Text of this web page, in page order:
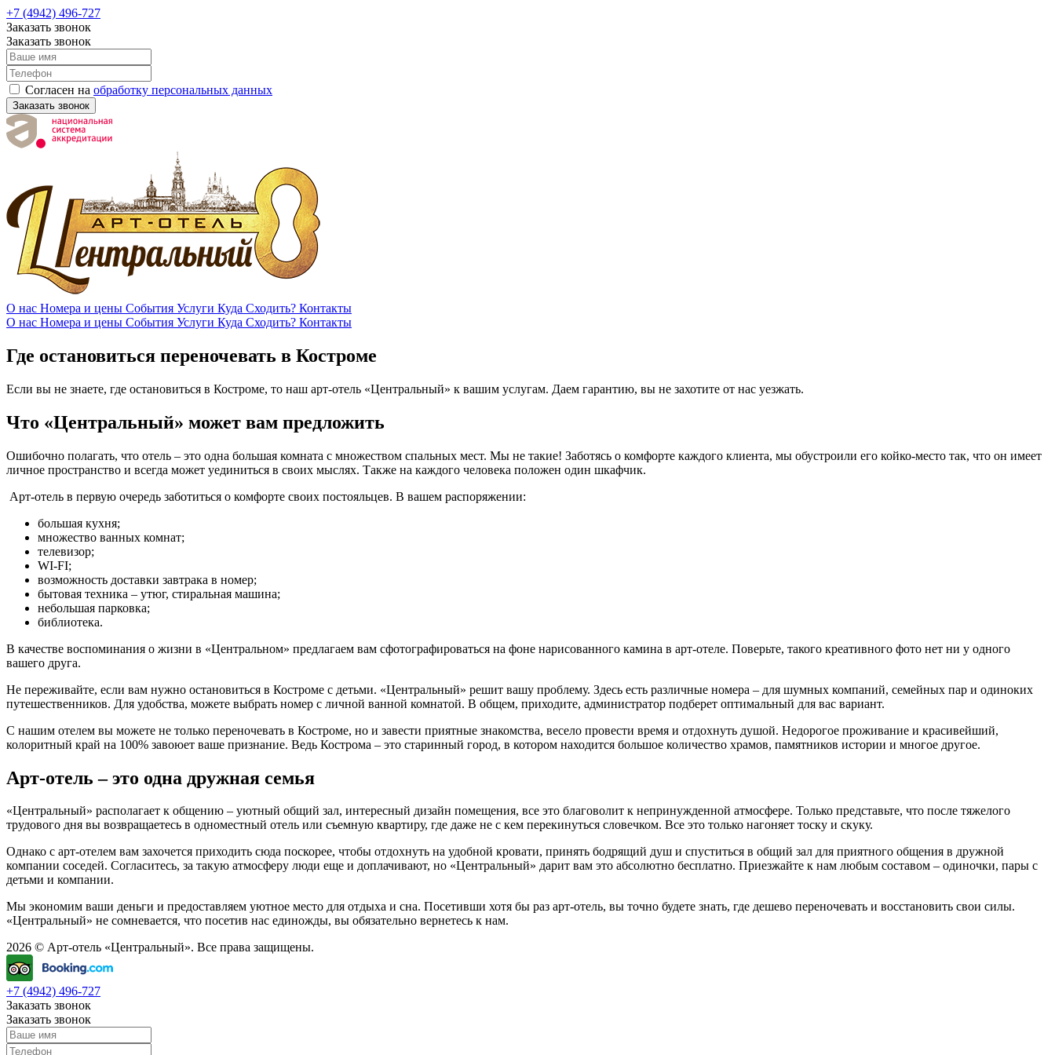
+7 (4942) 496-727
Заказать звонок
Заказать звонок
Согласен на обработку персональных данных
Заказать звонок
О нас Номера и цены События Услуги Куда Сходить? Контакты
О нас Номера и цены События Услуги Куда Сходить? Контакты
Где остановиться переночевать в Костроме
Если вы не знаете, где остановиться в Костроме, то наш арт-отель «Центральный» к вашим услугам. Даем гарантию, вы не захотите от нас уезжать.
Что «Центральный» может вам предложить
Ошибочно полагать, что отель – это одна большая комната с множеством спальных мест. Мы не такие! Заботясь о комфорте каждого клиента, мы обустроили его койко-место так, что он имеет
личное пространство и всегда может уединиться в своих мыслях. Также на каждого человека положен один шкафчик.
Арт-отель в первую очередь заботиться о комфорте своих постояльцев. В вашем распоряжении:
большая кухня;
множество ванных комнат;
телевизор;
WI-FI;
возможность доставки завтрака в номер;
бытовая техника – утюг, стиральная машина;
небольшая парковка;
библиотека.
В качестве воспоминания о жизни в «Центральном» предлагаем вам сфотографироваться на фоне нарисованного камина в арт-отеле. Поверьте, такого креативного фото нет ни у одного
вашего друга.
Не переживайте, если вам нужно остановиться в Костроме с детьми. «Центральный» решит вашу проблему. Здесь есть различные номера – для шумных компаний, семейных пар и одиноких
путешественников. Для удобства, можете выбрать номер с личной ванной комнатой. В общем, приходите, администратор подберет оптимальный для вас вариант.
С нашим отелем вы можете не только переночевать в Костроме, но и завести приятные знакомства, весело провести время и отдохнуть душой. Недорогое проживание и красивейший,
колоритный край на 100% завоюет ваше признание. Ведь Кострома – это старинный город, в котором находится большое количество храмов, памятников истории и многое другое.
Арт-отель – это одна дружная семья
«Центральный» располагает к общению – уютный общий зал, интересный дизайн помещения, все это благоволит к непринужденной атмосфере. Только представьте, что после тяжелого
трудового дня вы возвращаетесь в одноместный отель или съемную квартиру, где даже не с кем перекинуться словечком. Все это только нагоняет тоску и скуку.
Однако с арт-отелем вам захочется приходить сюда поскорее, чтобы отдохнуть на удобной кровати, принять бодрящий душ и спуститься в общий зал для приятного общения в дружной
компании соседей. Согласитесь, за такую атмосферу люди еще и доплачивают, но «Центральный» дарит вам это абсолютно бесплатно. Приезжайте к нам любым составом – одиночки, пары с
детьми и компании.
Мы экономим ваши деньги и предоставляем уютное место для отдыха и сна. Посетивши хотя бы раз арт-отель, вы точно будете знать, где дешево переночевать и восстановить свои силы.
«Центральный» не сомневается, что посетив нас единожды, вы обязательно вернетесь к нам.
2026 © Арт-отель «Центральный». Все права защищены.
+7 (4942) 496-727
Заказать звонок
Заказать звонок